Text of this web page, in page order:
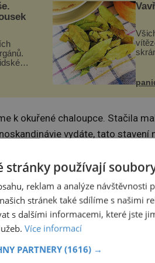
ně...
k okuřené chaloupce. Stačila
vydáte, tato stavení
stránky používají
reklam a analýze
stránek také sdílíme s našimi
s dalšími informacemi, které jste
Více informací
PARTNERY (1616) →